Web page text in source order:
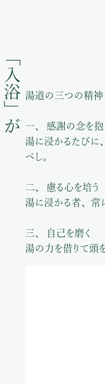
「入浴」が 湯道の三つの精神
一、 感謝の念を抱
湯に浸かるたびに
べし。
二、 慮る心を培う
湯に浸かる者、常
三、 自己を磨く
湯の力を借りて頭